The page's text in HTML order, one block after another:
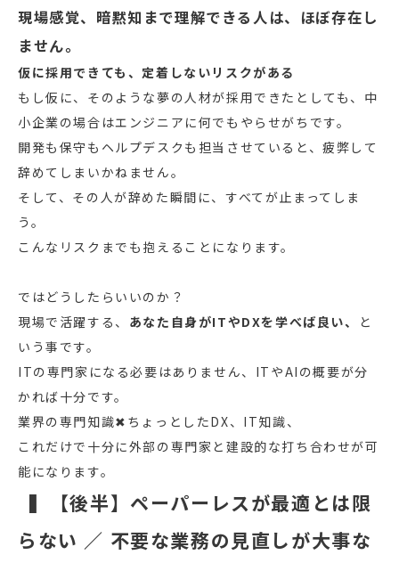
現場感覚、暗黙知まで理解できる人は、ほぼ存在し
ません。
仮に採用できても、定着しないリスクがある
もし仮に、そのような夢の人材が採用できたとしても、中
小企業の場合はエンジニアに何でもやらせがちです。
開発も保守もヘルプデスクも担当させていると、疲弊して
辞めてしまいかねません。
そして、その人が辞めた瞬間に、すべてが止まってしま
う。
こんなリスクまでも抱えることになります。
ではどうしたらいいのか？
現場で活躍する、 あなた自身がITやDXを学べば良い、
と
いう事です。
ITの専門家になる必要はありません、ITやAIの概要が分
かれば十分です。
業界の専門知識✖ちょっとしたDX、IT知識、
これだけで十分に外部の専門家と建設的な打ち合わせが可
能になります。
▍【後半】ペーパーレスが最適とは限
らない ／ 不要な業務の見直しが大事な